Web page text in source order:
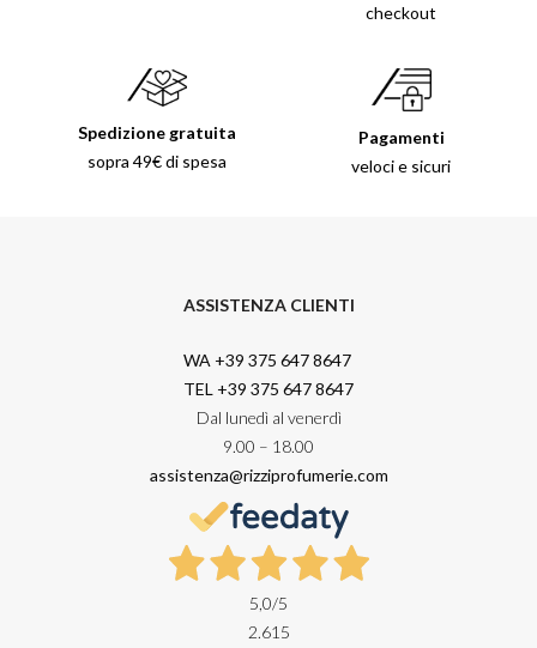
checkout
Spedizione gratuita
sopra 49€ di spesa
Pagamenti
veloci e sicuri
ASSISTENZA CLIENTI
WA +39 375 647 8647
TEL +39 375 647 8647
Dal lunedì al venerdì
9.00 – 18.00
assistenza@rizziprofumerie.com
5,0/5
2.615